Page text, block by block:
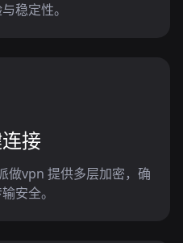
稳定性。
接
做vpn 提供多层加密，确
安全。